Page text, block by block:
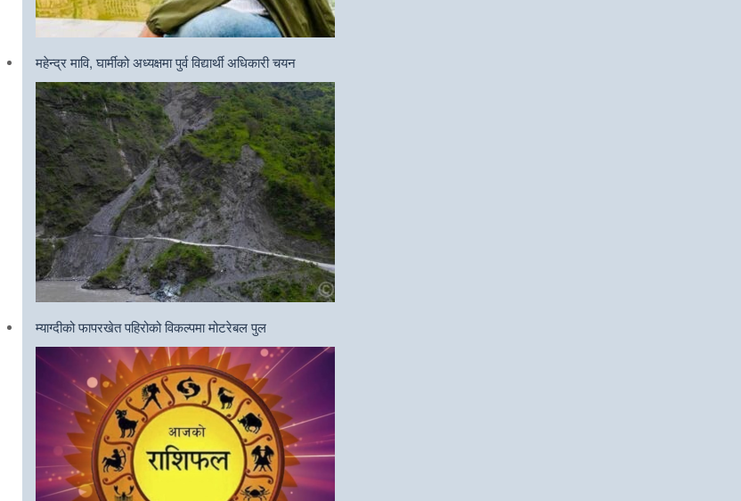
महेन्द्र मावि, घार्मीको अध्यक्षमा पुर्व विद्यार्थी अधिकारी चयन
म्याग्दीको फापरखेत पहिरोको विकल्पमा मोटरेबल पुल